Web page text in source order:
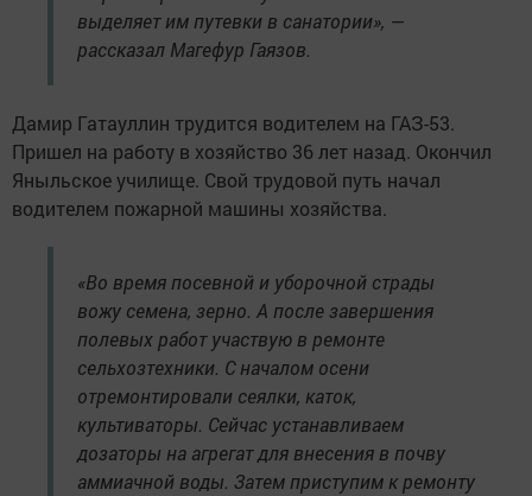
выделяет им путевки в санатории», —
рассказал Магефур Гаязов.
Дамир Гатауллин трудится водителем на ГАЗ-53.
Пришел на работу в хозяйство 36 лет назад. Окончил
Яныльское училище. Свой трудовой путь начал
водителем пожарной машины хозяйства.
«Во время посевной и уборочной страды
вожу семена, зерно. А после завершения
полевых работ участвую в ремонте
сельхозтехники. С началом осени
отремонтировали сеялки, каток,
культиваторы. Сейчас устанавливаем
дозаторы на агрегат для внесения в почву
аммиачной воды. Затем приступим к ремонту